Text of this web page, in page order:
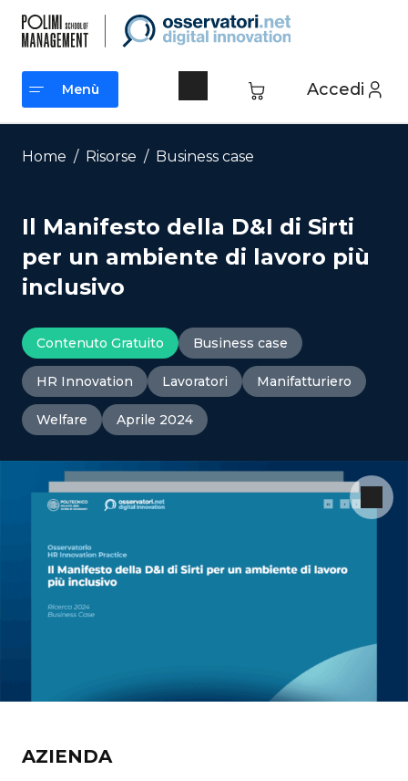
contenuto
Accedi
Menù
Menù
Home / Risorse / Business case
Il Manifesto della D&I di Sirti
per un ambiente di lavoro più
inclusivo
Contenuto Gratuito Business case
HR Innovation Lavoratori Manifatturiero
Welfare Aprile 2024
AZIENDA